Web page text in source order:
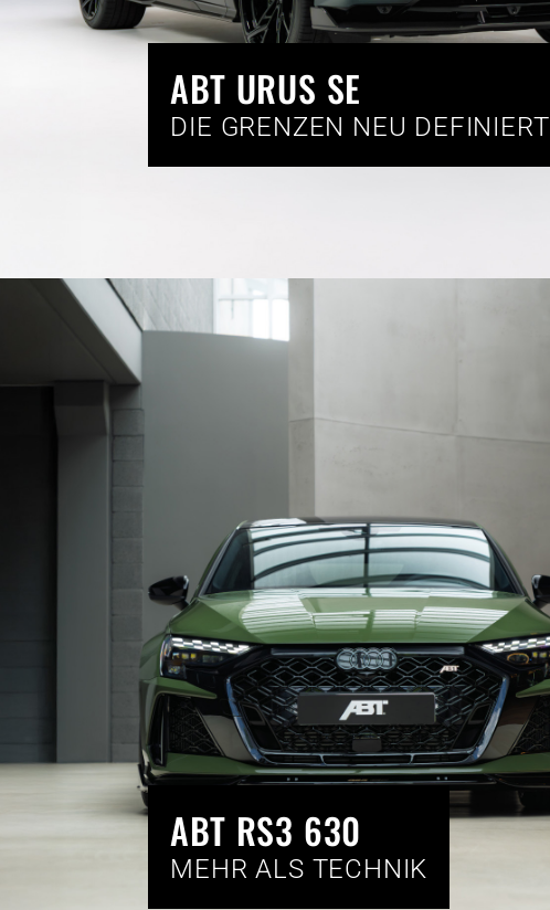
ABT URUS SE
DIE GRENZEN NEU DEFINIERT
ABT RS3 630
MEHR ALS TECHNIK